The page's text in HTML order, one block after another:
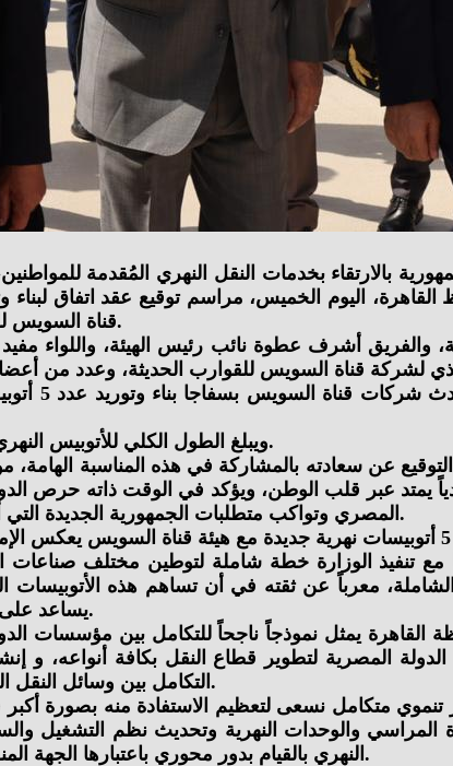
بالارتقاء بخدمات النقل النهري المُقدمة
قناة السويس للقوارب الحديثة إحدى شركات قناة السويس لصالح محافظة القاهرة.
والفريق أشرف عطوة نائب رئيس الهيئة، واللواء
وفقاً
ويبلغ الطول الكلي للأتوبيس النهري 19متراً، وعرضه 5.5 متراً، وغاطس 1 متر، بطاقة استيعابية 60 فردًا.
عن سعادته بالمشاركة في هذه المناسبة
يمتد عبر قلب الوطن، ويؤكد في الوقت ذاته
المصري وتواكب متطلبات الجمهورية الجديدة التي أرسى قواعدها فخامة الرئيس/ عبد الفتاح السيسي رئيس الجمهورية.
كما أكد الوزير على أن توقيع هذا البروتوكول لبناء وتصنيع عدد 5 أتوبيسات نهرية
مع تنفيذ الوزارة خطة شاملة لتوطين مختلف
معرباً عن ثقته في أن تساهم هذه الأتوبيسات
يساعد على إعادة إحياء ثقافة النقل النهري داخل العاصمة بصورة حضارية حديثة.
القاهرة يمثل نموذجاً ناجحاً للتكامل بين
المصرية لتطوير قطاع النقل بكافة أنواعه، و
التكامل بين وسائل النقل المختلفة، بما يسهم في تحقيق التنمية الشاملة ودعم الاقتصاد القومي.
متكامل نسعى لتعظيم الاستفادة منه بصورة أكبر
المراسي والوحدات النهرية وتحديث نظم التشغيل
النهري بالقيام بدور محوري باعتبارها الجهة المنظمة والمشرفة على حركة الوحدات النهرية على مستوى الجمهورية.